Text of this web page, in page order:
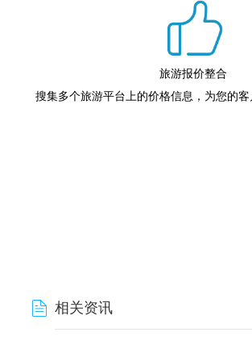
旅游报价整合
搜集多个旅游平台上的价格信息，为您的
相关资讯